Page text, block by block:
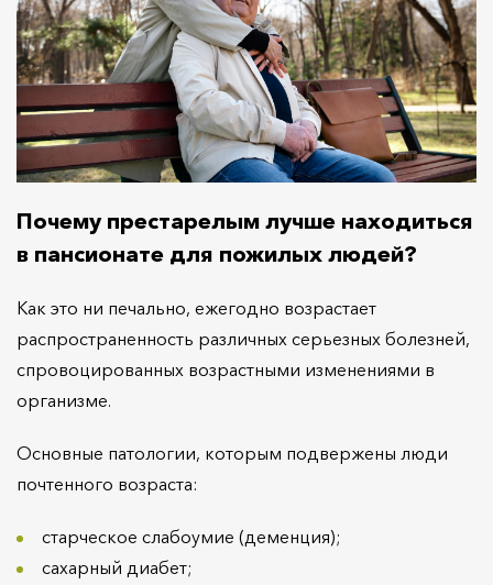
Почему престарелым лучше находиться
в пансионате для пожилых людей?
Как это ни печально, ежегодно возрастает
распространенность различных серьезных болезней,
спровоцированных возрастными изменениями в
организме.
Основные патологии, которым подвержены люди
почтенного возраста:
старческое слабоумие (деменция);
сахарный диабет;